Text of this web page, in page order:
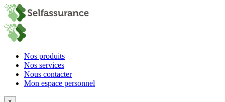
Nos produits
Nos services
Nous contacter
Mon espace personnel